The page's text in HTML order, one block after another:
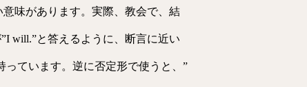
意味があります。実際、教会で、結
will.”と答えるように、断言に近い
ています。逆に否定形で使うと、”